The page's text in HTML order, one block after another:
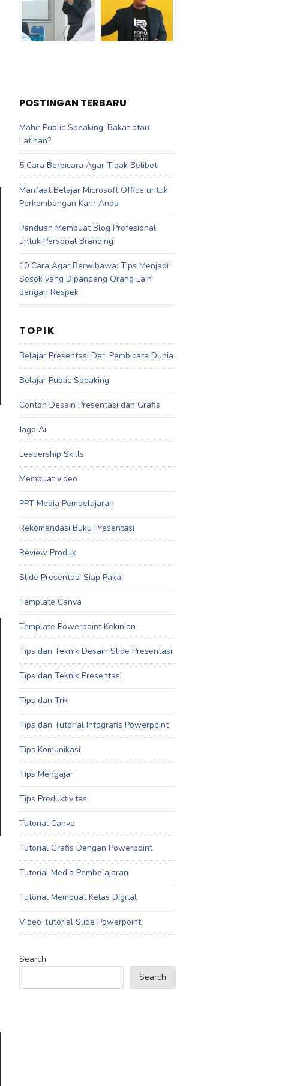
POSTINGAN TERBARU
Mahir Public Speaking: Bakat atau
Latihan?
5 Cara Berbicara Agar Tidak Belibet
Manfaat Belajar Microsoft Office untuk
Perkembangan Karir Anda
Panduan Membuat Blog Profesional
untuk Personal Branding
10 Cara Agar Berwibawa: Tips Menjadi
Sosok yang Dipandang Orang Lain
dengan Respek
TOPIK
Belajar Presentasi Dari Pembicara Dunia
Belajar Public Speaking
Contoh Desain Presentasi dan Grafis
Jago Ai
Leadership Skills
Membuat video
PPT Media Pembelajaran
Rekomendasi Buku Presentasi
Review Produk
Slide Presentasi Siap Pakai
Template Canva
Template Powerpoint Kekinian
Tips dan Teknik Desain Slide Presentasi
Tips dan Teknik Presentasi
Tips dan Trik
Tips dan Tutorial Infografis Powerpoint
Tips Komunikasi
Tips Mengajar
Tips Produktivitas
Tutorial Canva
Tutorial Grafis Dengan Powerpoint
Tutorial Media Pembelajaran
Tutorial Membuat Kelas Digital
Video Tutorial Slide Powerpoint
Search
Search